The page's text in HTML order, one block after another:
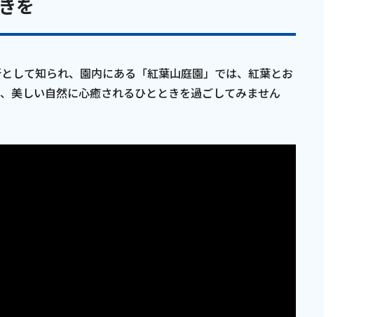
を
して知られ、園内にある「紅葉山庭園」では、紅葉とお
美しい自然に心癒されるひとときを過ごしてみません